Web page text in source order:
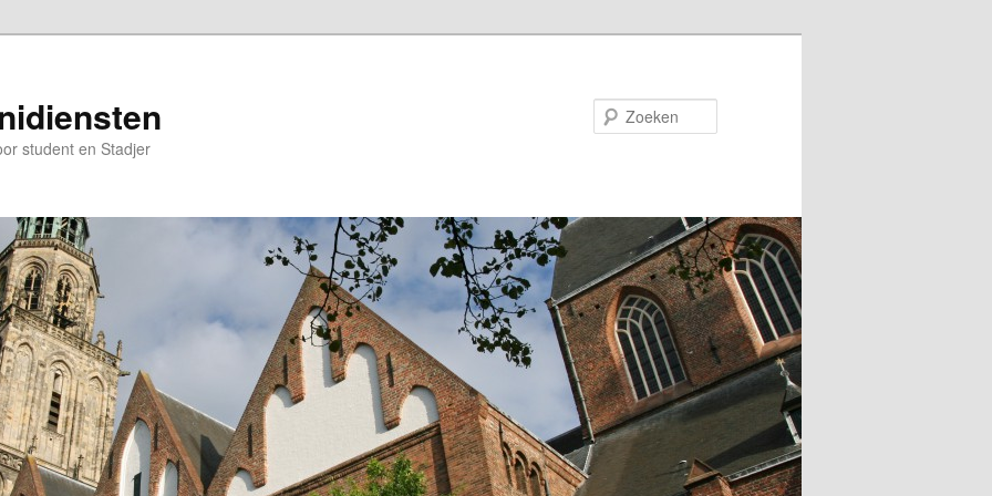
student en Stadjer